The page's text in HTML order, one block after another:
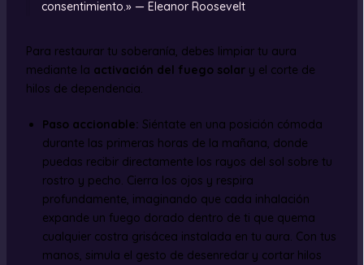
consentimiento.» — Eleanor Roosevelt
Para restaurar tu soberanía, debes limpiar tu aura
mediante la activación del fuego solary el corte de
hilos de dependencia.
Paso accionable: Siéntate en una posición cómoda
durante las primeras horas de la mañana, donde
puedas recibir directamente los rayos del sol sobre tu
rostro y pecho. Cierra los ojos y respira
profundamente, imaginando que cada inhalación
expande un fuego dorado dentro de ti que quema
cualquier costra grisácea instalada en tu aura. Con tus
manos, simula el gesto de desenredar y cortar hilos